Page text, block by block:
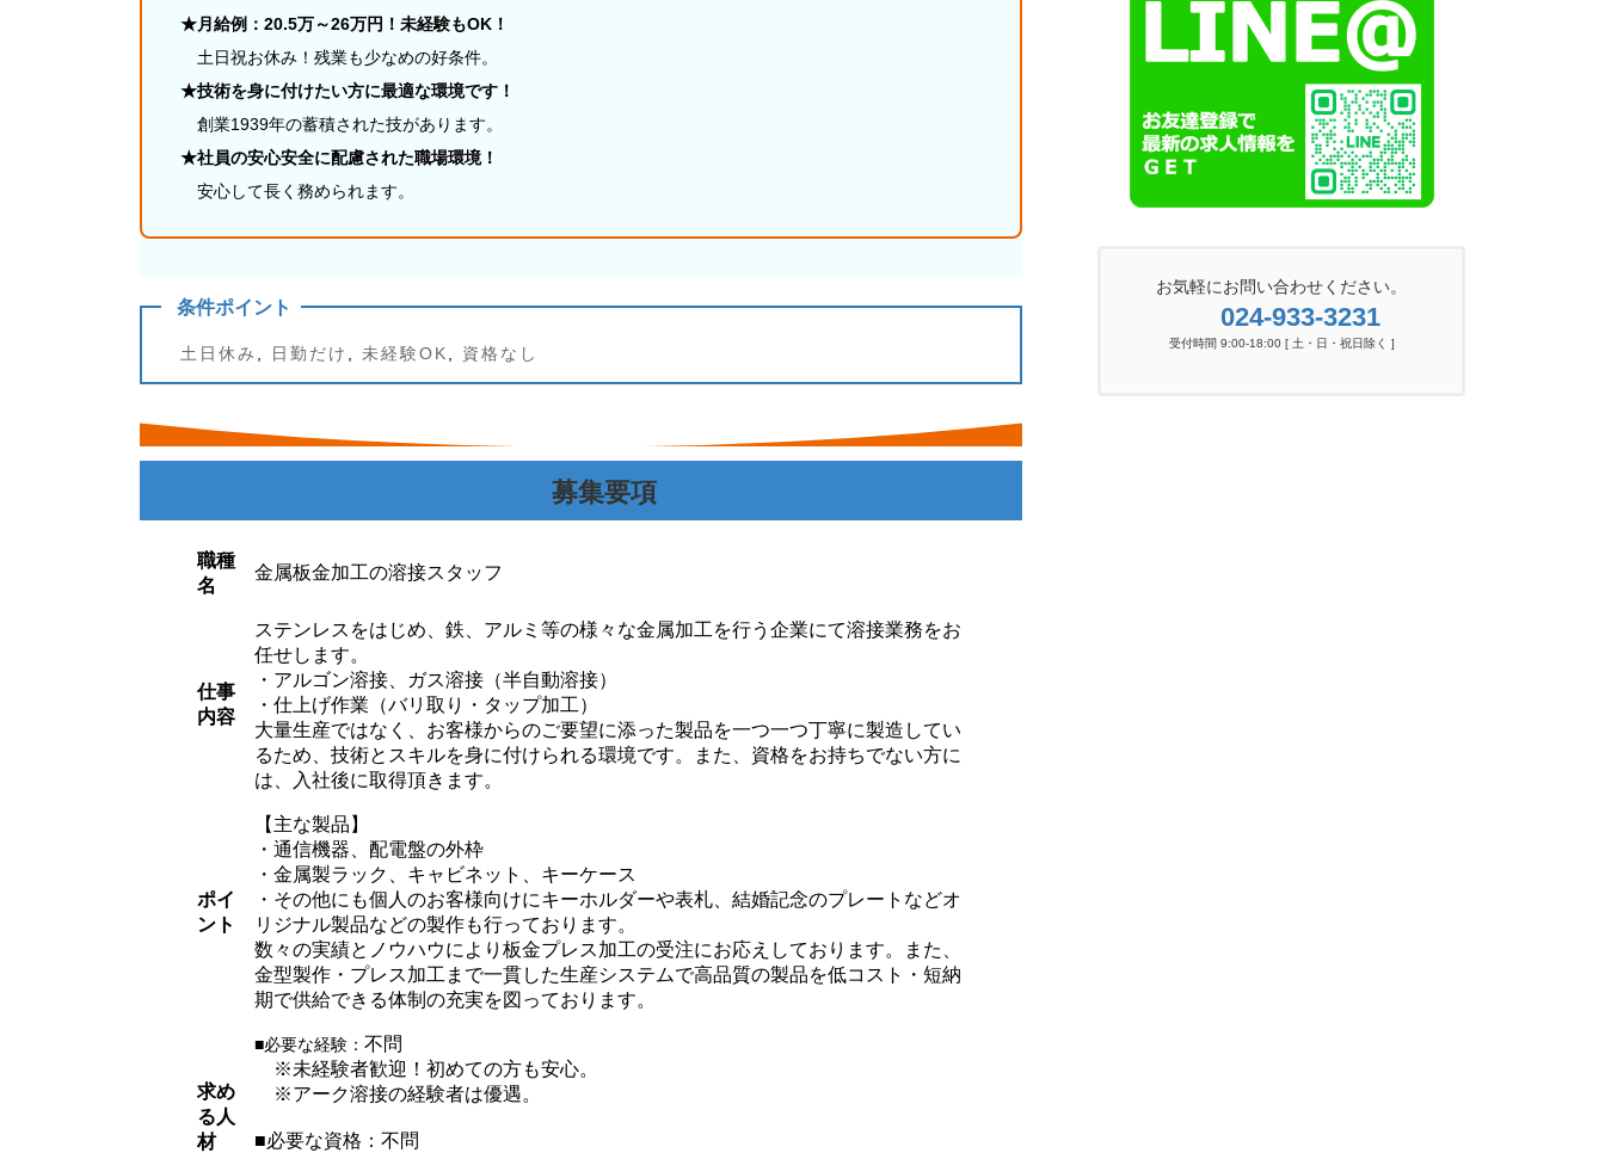
★月給例：20.5万～26万円！未経験もOK！
土日祝お休み！残業も少なめの好条件。
★技術を身に付けたい方に最適な環境です！
創業1939年の蓄積された技があります。
★社員の安心安全に配慮された職場環境！
安心して長く務められます。
条件ポイント
土日休み 日勤だけ 未経験OK 資格なし
募集要項
職種
名
金属板金加工の溶接スタッフ
仕事
内容
ステンレスをはじめ、鉄、アルミ等の様々な金属加工を行う企業にて溶接業務をお
任せします。
・アルゴン溶接、ガス溶接（半自動溶接）
・仕上げ作業（バリ取り・タップ加工）
大量生産ではなく、お客様からのご要望に添った製品を一つ一つ丁寧に製造してい
るため、技術とスキルを身に付けられる環境です。また、資格をお持ちでない方に
は、入社後に取得頂きます。
ポイ
ント
【主な製品】
・通信機器、配電盤の外枠
・金属製ラック、キャビネット、キーケース
・その他にも個人のお客様向けにキーホルダーや表札、結婚記念のプレートなどオ
リジナル製品などの製作も行っております。
数々の実績とノウハウにより板金プレス加工の受注にお応えしております。また、
金型製作・プレス加工まで一貫した生産システムで高品質の製品を低コスト・短納
期で供給できる体制の充実を図っております。
求め
る人
材
■必要な経験： 不問
※未経験者歓迎！初めての方も安心。
※アーク溶接の経験者は優遇。
■必要な資格：不問
お気軽にお問い合わせください。
024-933-3231
受付時間 9:00-18:00 [ 土・日・祝日除く ]